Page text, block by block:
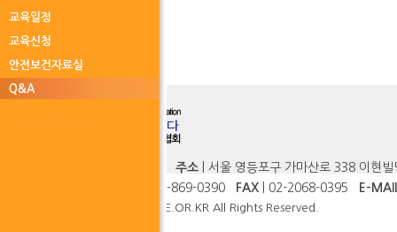
교육일정
교육신청
안전보건자료실
Q&A
주소 | 서울 영등포구 가마산로 338 이현
| 02-869-0390 FAX | 02-2068-0395 E-
Copyright (c) 2011 KOREASAFE.OR.KR All Rights Reserved.